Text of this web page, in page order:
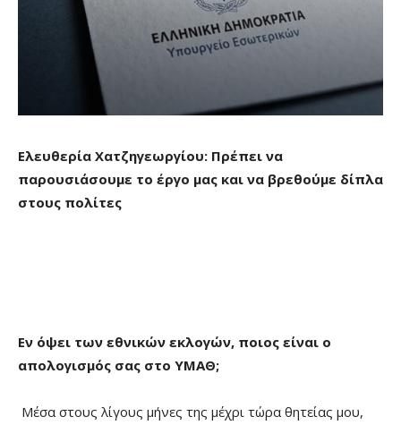
Ελευθερία Χατζηγεωργίου: Πρέπει να
παρουσιάσουμε το έργο μας και να βρεθούμε δίπλα
στους πολίτες
Εν όψει των εθνικών εκλογών, ποιος είναι ο
απολογισμός σας στο ΥΜΑΘ;
Μέσα στους λίγους μήνες της μέχρι τώρα θητείας μου,